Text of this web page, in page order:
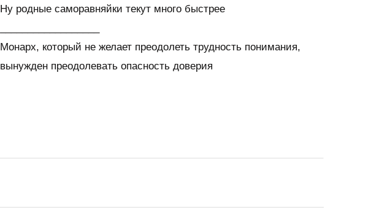
Ну родные саморавняйки текут много быстрее
Монарх, который не желает преодолеть трудность понимания,
вынужден преодолевать опасность доверия